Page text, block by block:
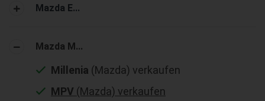
Mazda E...
Mazda M...
Millenia (Mazda) verkaufen
MPV (Mazda) verkaufen